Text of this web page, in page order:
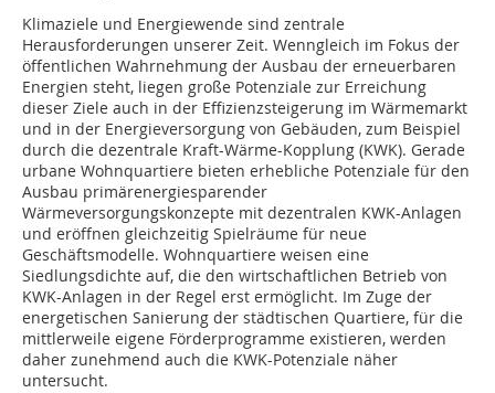
Klimaziele und Energiewende sind zentrale
Herausforderungen unserer Zeit. Wenngleich im Fokus der
öffentlichen Wahrnehmung der Ausbau der erneuerbaren
Energien steht, liegen große Potenziale zur Erreichung
dieser Ziele auch in der Effizienzsteigerung im Wärmemarkt
und in der Energieversorgung von Gebäuden, zum Beispiel
durch die dezentrale Kraft-Wärme-Kopplung (KWK). Gerade
urbane Wohnquartiere bieten erhebliche Poten­ziale für den
Ausbau primärenergiesparender
Wärmeversorgungskonzepte mit dezen­tralen KWK-Anlagen
und eröffnen gleichzeitig Spielräume für neue
Geschäftsmodelle. Wohn­­quartiere weisen eine
Siedlungsdichte auf, die den wirtschaftlichen Betrieb von
KWK-Anlagen in der Regel erst ermöglicht. Im Zuge der
energetischen Sa­­nierung der städtischen Quartiere, für die
mittlerweile eigene Förderprogramme existieren, werden
daher zunehmend auch die KWK-Potenziale näher
untersucht.